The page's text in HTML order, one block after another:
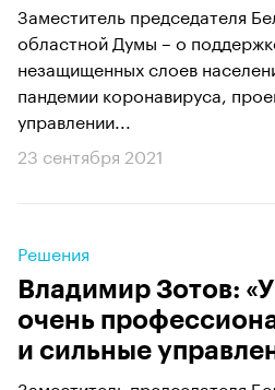
Заместитель председателя
областной Думы – о
незащищенных слоев
пандемии коронавируса,
управлении...
23 сентября 2021
Решения
Владимир Зотов:
очень
и сильные